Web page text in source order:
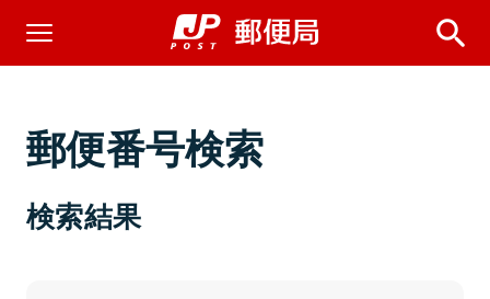
郵便番号検索
検索結果